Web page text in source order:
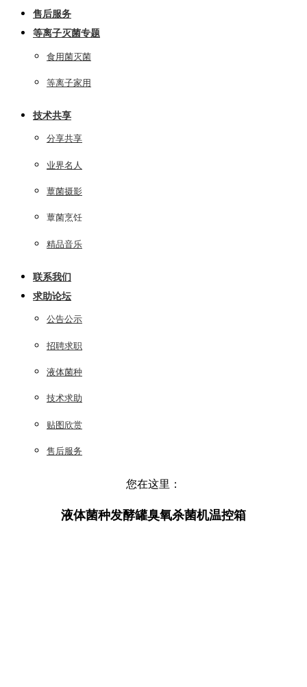
售后服务
等离子灭菌专题
食用菌灭菌
等离子家用
技术共享
分享共享
业界名人
蕈菌摄影
蕈菌烹饪
精品音乐
联系我们
求助论坛
公告公示
招聘求职
液体菌种
技术求助
贴图欣赏
售后服务
您在这里：
液体菌种发酵罐臭氧杀菌机温控箱